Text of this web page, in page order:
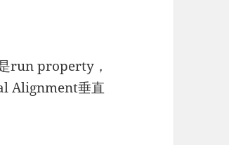
run property，
Alignment垂直